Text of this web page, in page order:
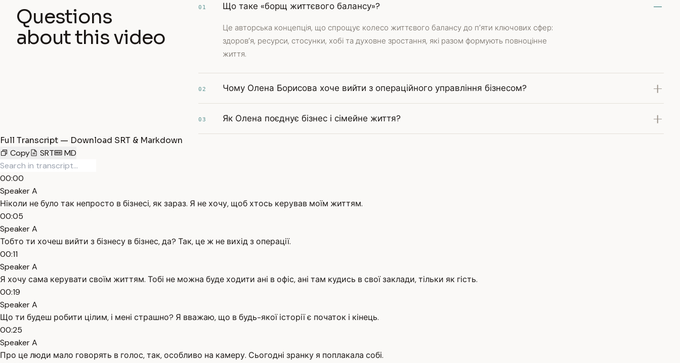
Questions
about this video
01 Що таке «борщ життєвого балансу»?
Це авторська концепція, що спрощує колесо життєвого балансу до п’яти ключових сфер:
здоров’я, ресурси, стосунки, хобі та духовне зростання, які разом формують повноцінне
життя.
02 Чому Олена Борисова хоче вийти з операційного управління бізнесом?
03 Як Олена поєднує бізнес і сімейне життя?
Full Transcript — Download SRT & Markdown
Copy
SRT MD
00:00
Speaker A
Ніколи не було так непросто в бізнесі, як зараз. Я не хочу, щоб хтось керував моїм життям.
00:05
Speaker A
Тобто ти хочеш вийти з бізнесу в бізнес, да? Так, це ж не вихід з операції.
00:11
Speaker A
Я хочу сама керувати своїм життям. Тобі не можна буде ходити ані в офіс, ані там кудись в свої заклади, тільки як гість.
00:19
Speaker A
Що ти будеш робити цілим, і мені страшно? Я вважаю, що в будь-якої історії є початок і кінець.
00:25
Speaker A
Про це люди мало говорять в голос, так, особливо на камеру. Сьогодні зранку я поплакала собі.